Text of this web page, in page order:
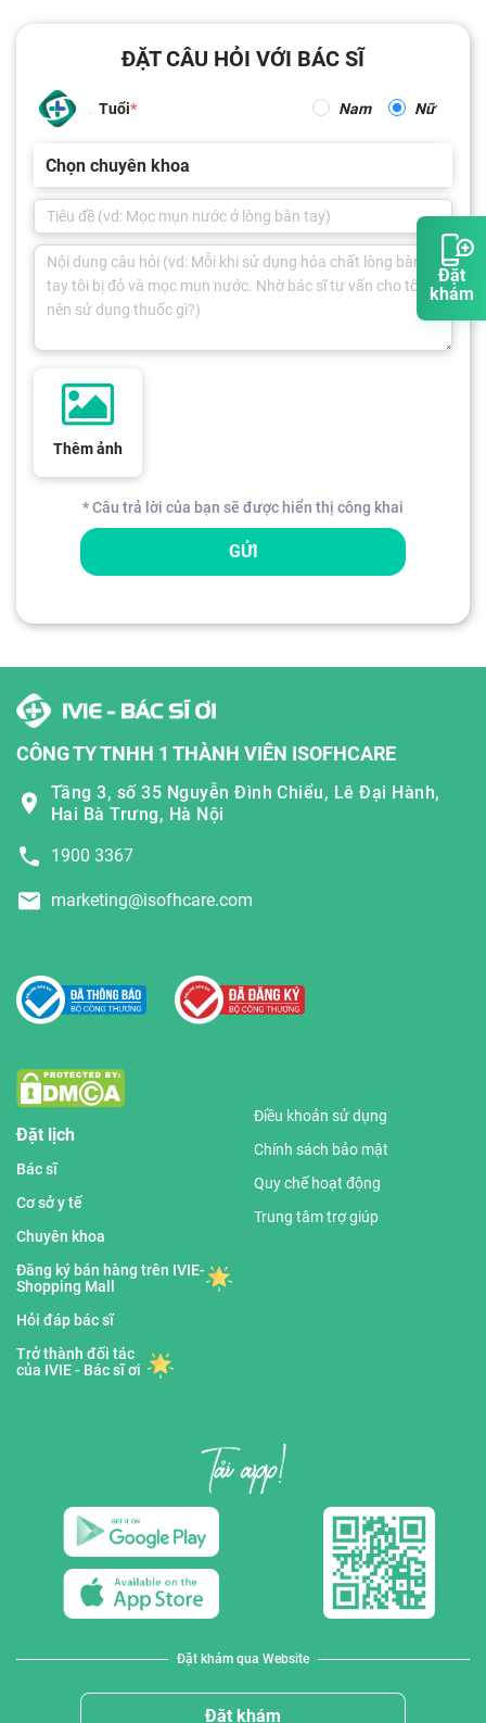
Đặt
khám
ĐẶT CÂU HỎI VỚI BÁC SĨ
Tuổi Nam Nữ
Chọn chuyên khoa
Thêm ảnh
* Câu trả lời của bạn sẽ được hiển thị công khai
GỬI
CÔNG TY TNHH 1 THÀNH VIÊN ISOFHCARE
Tầng 3, số 35 Nguyễn Đình Chiểu, Lê Đại Hành,
Hai Bà Trưng, Hà Nội
1900 3367
marketing@isofhcare.com
Đặt lịch
Bác sĩ
Cơ sở y tế
Chuyên khoa
Đăng ký bán hàng trên IVIE-
Shopping Mall
Hỏi đáp bác sĩ
Trở thành đối tác
của IVIE - Bác sĩ ơi
Điều khoản sử dụng
Chính sách bảo mật
Quy chế hoạt động
Trung tâm trợ giúp
Đặt khám qua Website
Đặt khám